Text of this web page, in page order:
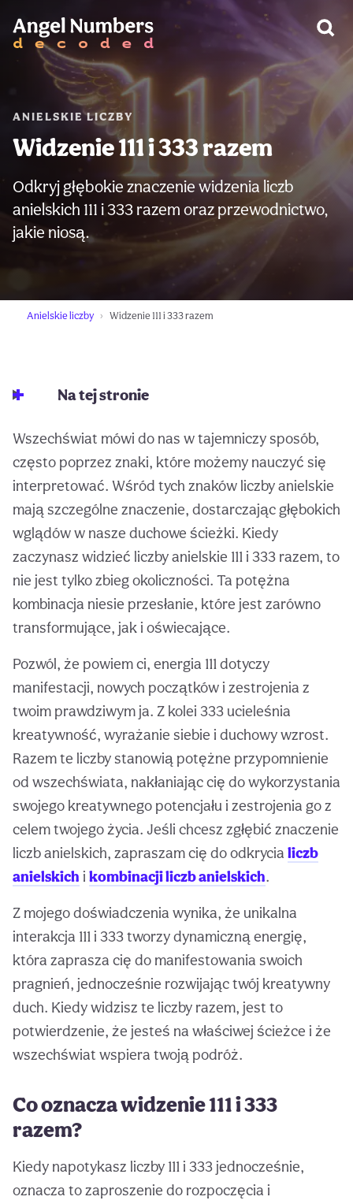
ANIELSKIE LICZBY
Widzenie 111 i 333 razem
Odkryj głębokie znaczenie widzenia liczb
anielskich 111 i 333 razem oraz przewodnictwo,
jakie niosą.
Anielskie liczby Widzenie 111 i 333 razem
Na tej stronie
Wszechświat mówi do nas w tajemniczy sposób,
często poprzez znaki, które możemy nauczyć się
interpretować. Wśród tych znaków liczby anielskie
mają szczególne znaczenie, dostarczając głębokich
wglądów w nasze duchowe ścieżki. Kiedy
zaczynasz widzieć liczby anielskie 111 i 333 razem, to
nie jest tylko zbieg okoliczności. Ta potężna
kombinacja niesie przesłanie, które jest zarówno
transformujące, jak i oświecające.
Pozwól, że powiem ci, energia 111 dotyczy
manifestacji, nowych początków i zestrojenia z
twoim prawdziwym ja. Z kolei 333 ucieleśnia
kreatywność, wyrażanie siebie i duchowy wzrost.
Razem te liczby stanowią potężne przypomnienie
od wszechświata, nakłaniając cię do wykorzystania
swojego kreatywnego potencjału i zestrojenia go z
celem twojego życia. Jeśli chcesz zgłębić znaczenie
liczb anielskich, zapraszam cię do odkrycia liczb
anielskich i kombinacji liczb anielskich.
Z mojego doświadczenia wynika, że unikalna
interakcja 111 i 333 tworzy dynamiczną energię,
która zaprasza cię do manifestowania swoich
pragnień, jednocześnie rozwijając twój kreatywny
duch. Kiedy widzisz te liczby razem, jest to
potwierdzenie, że jesteś na właściwej ścieżce i że
wszechświat wspiera twoją podróż.
Co oznacza widzenie 111 i 333
razem?
Kiedy napotykasz liczby 111 i 333 jednocześnie,
oznacza to zaproszenie do rozpoczęcia i
OSTRZEŻENIE: